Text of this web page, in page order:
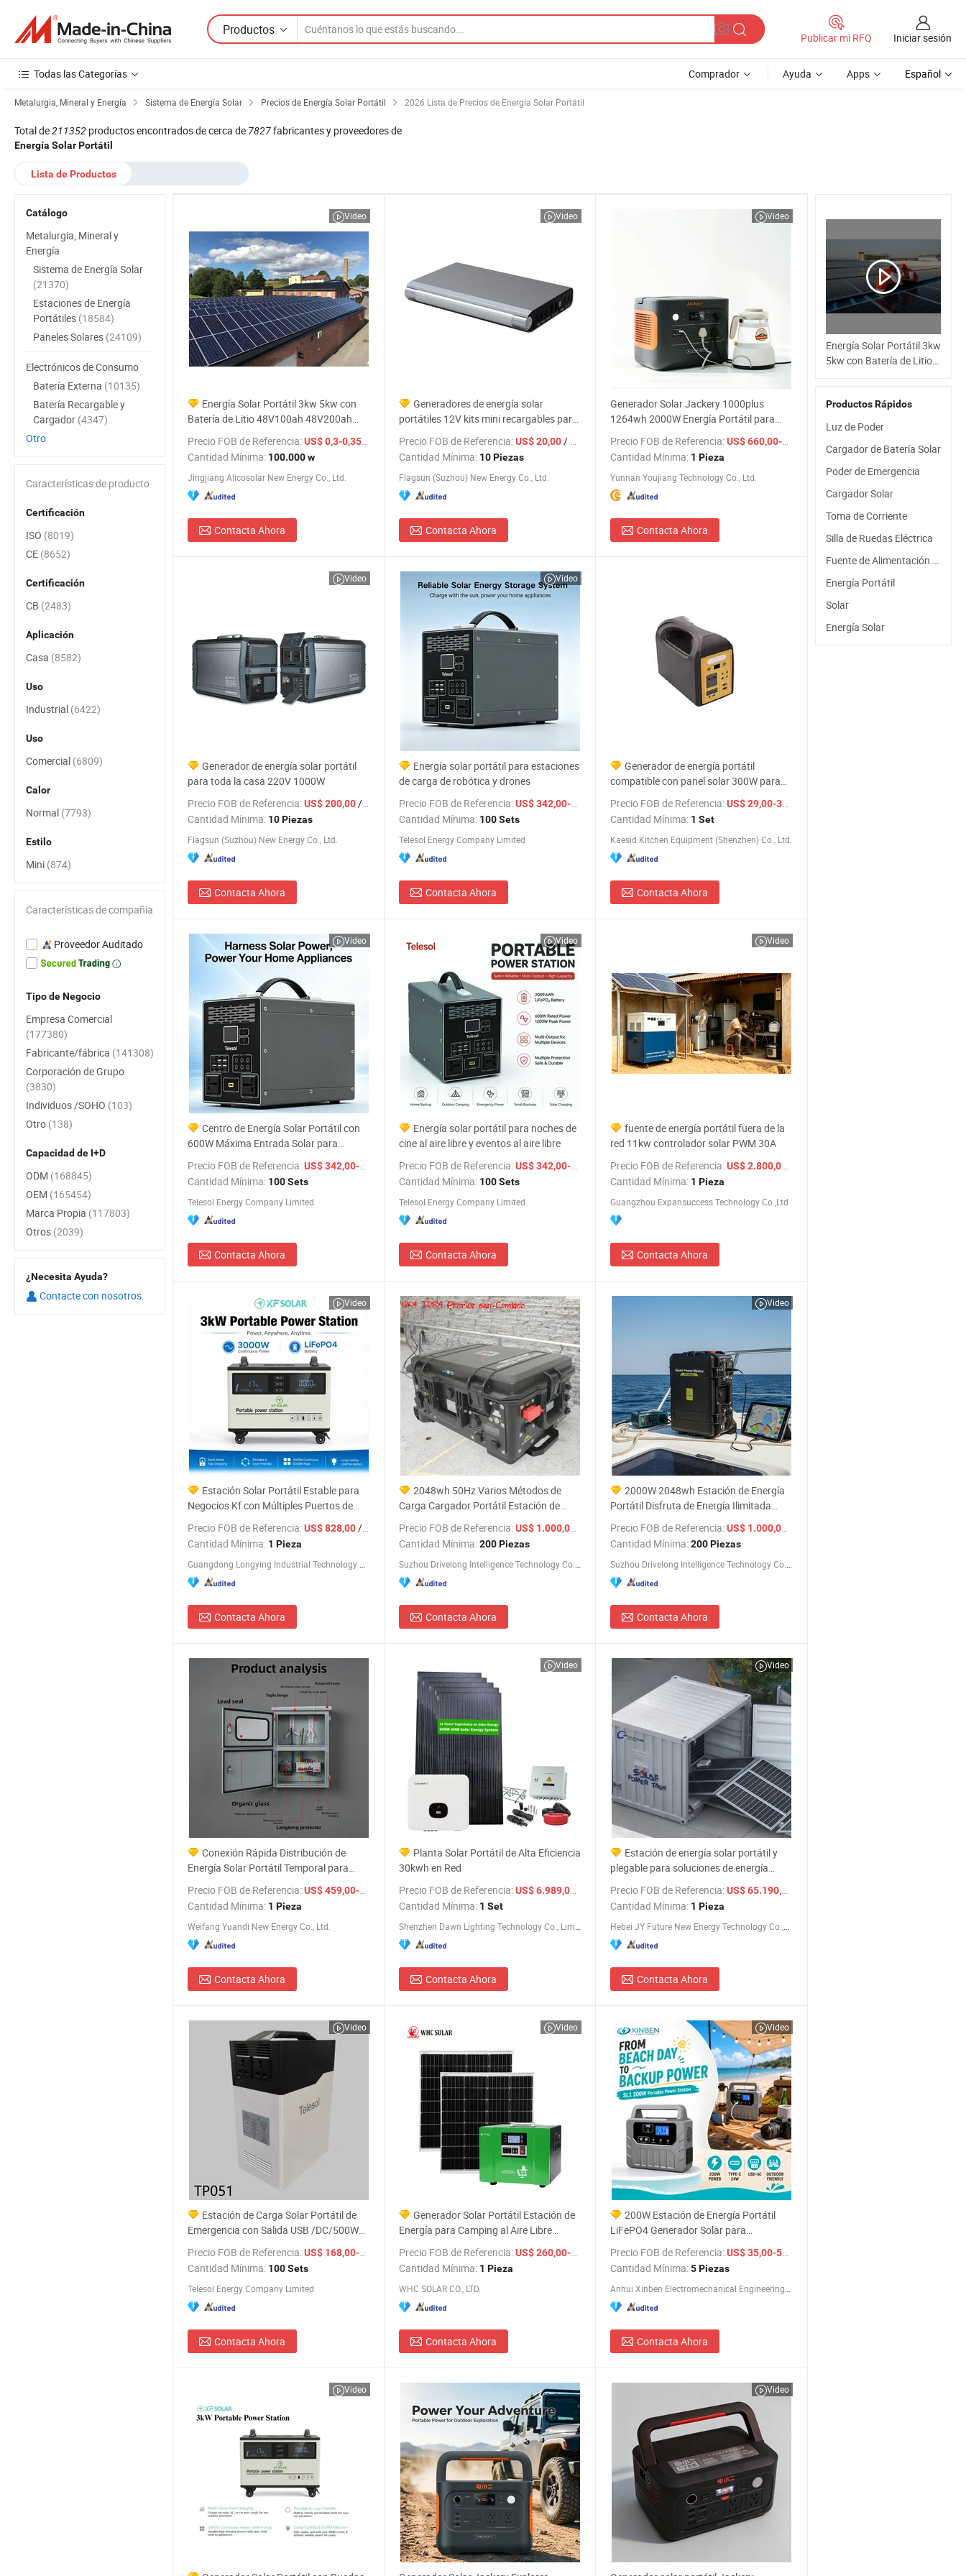
Productos
Publicar mi RFQ Iniciar sesión
Todas las Categorías Comprador Ayuda Apps Español
Metalurgia, Mineral y Energía Sistema de Energía Solar Precios de Energía Solar Portátil 2026 Lista de Precios de Energía Solar Portátil
Total de211352 productos encontrados de cerca de 7827fabricantes y proveedores de
Energía Solar Portátil
Lista de Productos
Video
Energía Solar Portátil 3kw 5kw con
Batería de Litio 48V100ah 48V200ah
Powerwall o Generador Portátil Apilable
a Precio de Fábrica
Precio FOB de Referencia:US$ 0,3-0,35/ w
Cantidad Mínima: 100.000 w
Jingjiang Alicosolar New Energy Co., Ltd.
Contacta Ahora
Video
Generadores de energía solar
portátiles 12V kits mini recargables para
iluminación en el hogar precio
Precio FOB de Referencia:US$ 20,00/ Pieza
Cantidad Mínima: 10 Piezas
Flagsun (Suzhou) New Energy Co., Ltd.
Contacta Ahora
Video
Generador Solar Jackery 1000plus
1264wh 2000W Energía Portátil para
Emergencias en el Hogar Apagón RV
Precio FOB de Referencia:US$ 660,00-720,00
Cantidad Mínima: 1 Pieza
Yunnan Youjiang Technology Co., Ltd.
Contacta Ahora
Video
Generador de energía solar portátil
para toda la casa 220V 1000W
Precio FOB de Referencia:US$ 200,00/ Pieza
Cantidad Mínima: 10 Piezas
Flagsun (Suzhou) New Energy Co., Ltd.
Contacta Ahora
Video
Energía solar portátil para estaciones
de carga de robótica y drones
Precio FOB de Referencia:US$ 342,00-372,00
/ Set
Cantidad Mínima: 100 Sets
Telesol Energy Company Limited
Contacta Ahora
Generador de energía portátil
compatible con panel solar 300W para
viaje de camping
Precio FOB de Referencia:US$ 29,00-31,00
Cantidad Mínima: 1 Set
Kaesid Kitchen Equipment (Shenzhen) Co., Ltd.
Contacta Ahora
Video
Centro de Energía Solar Portátil con
600W Máxima Entrada Solar para
Recarga Rápida
Precio FOB de Referencia:US$ 342,00-372,00
/ Set
Cantidad Mínima: 100 Sets
Telesol Energy Company Limited
Contacta Ahora
Video
Energía solar portátil para noches de
cine al aire libre y eventos al aire libre
Precio FOB de Referencia:US$ 342,00-372,00
/ Set
Cantidad Mínima: 100 Sets
Telesol Energy Company Limited
Contacta Ahora
Video
fuente de energía portátil fuera de la
red 11kw controlador solar PWM 30A
Precio FOB de Referencia:US$ 2.800,00-2.864,00
Cantidad Mínima: 1 Pieza
Guangzhou Expansuccess Technology Co.,Ltd
Contacta Ahora
Video
Estación Solar Portátil Estable para
Negocios Kf con Múltiples Puertos de
Salida 3000W 6000W
Precio FOB de Referencia:US$ 828,00/ Pieza
Cantidad Mínima: 1 Pieza
Contacta Ahora
2048wh 50Hz Varios Métodos de
Carga Cargador Portátil Estación de
Energía Solar
Precio FOB de Referencia:US$ 1.000,00-1.040,00
/ Pieza
Cantidad Mínima:200 Piezas
Contacta Ahora
Video
2000W 2048wh Estación de Energía
Portátil Disfruta de Energía Ilimitada
Desde la Pared, el Sol o el Viento
Estación Solar
Precio FOB de Referencia:US$ 1.000,00-1.040,00
Cantidad Mínima:200 Piezas
Contacta Ahora
Conexión Rápida Distribución de
Energía Solar Portátil Temporal para
Construcción
Precio FOB de Referencia:US$ 459,00-899,00
/ Pieza
Cantidad Mínima: 1 Pieza
Weifang Yuandi New Energy Co., Ltd.
Contacta Ahora
Video
Planta Solar Portátil de Alta Eficiencia
30kwh en Red
Precio FOB de Referencia:US$ 6.989,00-7.349,00
/ Set
Cantidad Mínima: 1 Set
Contacta Ahora
Video
Estación de energía solar portátil y
plegable para soluciones de energía
fuera de la red para aventuras al aire
libre
Precio FOB de Referencia:US$ 65.190,95-148.043,68
Cantidad Mínima: 1 Pieza
Contacta Ahora
Video
Estación de Carga Solar Portátil de
Emergencia con Salida USB /DC/500W
Precio FOB de Referencia:US$ 168,00-186,00
/ Set
Cantidad Mínima: 100 Sets
Telesol Energy Company Limited
Contacta Ahora
Video
Generador Solar Portátil Estación de
Energía para Camping al Aire Libre
Hogar 500W 1000wh 10kwh
Precio FOB de Referencia:US$ 260,00-280,00
/ Pieza
Cantidad Mínima: 1 Pieza
WHC SOLAR CO., LTD.
Contacta Ahora
Video
200W Estación de Energía Portátil
LiFePO4 Generador Solar para
Acampada al Aire Libre y Respaldo de
Emergencia
Precio FOB de Referencia:US$ 35,00-50,00
Cantidad Mínima:5 Piezas
Contacta Ahora
Video Video
Energía Solar Portátil 3kw
5kw con Batería de Litio
48V100ah 48V200ah
Powerwall o Generador
Portátil Apilable a Precio
de Fábrica
Productos Rápidos
Luz de Poder
Cargador de Batería Solar
Poder de Emergencia
Cargador Solar
Toma de Corriente
Silla de Ruedas Eléctrica
Fuente de Alimentación USB
Energía Portátil
Solar
Energía Solar
Catálogo
Metalurgia, Mineral y
Energía
Sistema de Energía Solar
(21370)
Estaciones de Energía
Portátiles (18584)
Paneles Solares (24109)
Electrónicos de Consumo
Batería Externa (10135)
Batería Recargable y
Cargador (4347)
Otro
Características de producto
Certificación
ISO (8019)
CE (8652)
Certificación
CB (2483)
Aplicación
Casa (8582)
Uso
Industrial (6422)
Uso
Comercial (6809)
Calor
Normal (7793)
Estilo
Mini (874)
Características de compañía
Proveedor Auditado
Tipo de Negocio
Empresa Comercial
(177380)
Fabricante/fábrica (141308)
Corporación de Grupo
(3830)
Individuos /SOHO (103)
Otro (138)
Capacidad de I+D
ODM (168845)
OEM (165454)
Marca Propia (117803)
Otros (2039)
¿Necesita Ayuda?
Contacte con nosotros.